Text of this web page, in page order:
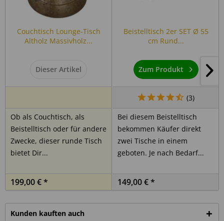
Details zur Produktsicherheit (GPSR)
Als verantwortungsbewusstes Handelsunternehmen legen
wir großen Wert auf Transparenz und die Einhaltung
wir verpflichtet, Informationen über den verantwortlichen
Wirtschaftsakteur bereitzustellen. Dieser ist für die
Einhaltung der EU-Vorschriften zu unseren Produkten
Verantwortlicher Wirtschaftsakteur gemäß EU-
Verordnung:
Intrasent GmbH
53919 Weilerswist
Couchtisch Lounge-Tisch
Altholz Massivholz...
Beistelltisch 2er SET Ø 55
cm Rund...
Dieser Artikel Zum Produkt
(3)
Ob als Couchtisch, als
Beistelltisch oder für andere
Zwecke, dieser runde Tisch
bietet Dir...
Bei diesem Beistelltisch
bekommen Käufer direkt
zwei Tische in einem
geboten. Je nach Bedarf...
199,00 € * 149,00 € *
Kunden kauften auch